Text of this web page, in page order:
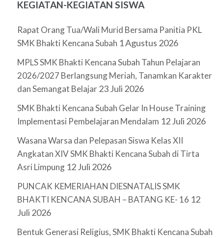
KEGIATAN-KEGIATAN SISWA
Rapat Orang Tua/Wali Murid Bersama Panitia PKL
SMK Bhakti Kencana Subah 1 Agustus 2026
MPLS SMK Bhakti Kencana Subah Tahun Pelajaran
2026/2027 Berlangsung Meriah, Tanamkan Karakter
dan Semangat Belajar23 Juli 2026
SMK Bhakti Kencana Subah Gelar In House Training
Implementasi Pembelajaran Mendalam 12 Juli 2026
Wasana Warsa dan Pelepasan Siswa Kelas XII
Angkatan XIV SMK Bhakti Kencana Subah di Tirta
Asri Limpung 12 Juli 2026
PUNCAK KEMERIAHAN DIESNATALIS SMK
BHAKTI KENCANA SUBAH – BATANG KE- 16 12
Juli 2026
Bentuk Generasi Religius, SMK Bhakti Kencana Subah